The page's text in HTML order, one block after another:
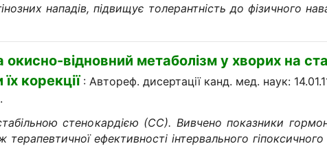
нападів, підвищує толерантність до фізичного
окисно-відновний метаболізм у хворих на
корекції: Автореф. дисертації канд. мед. наук:
стенокардією (СС). Вивчено показники
ефективності інтервального